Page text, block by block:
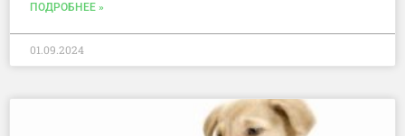
ПОДРОБНЕЕ »
01.09.2024